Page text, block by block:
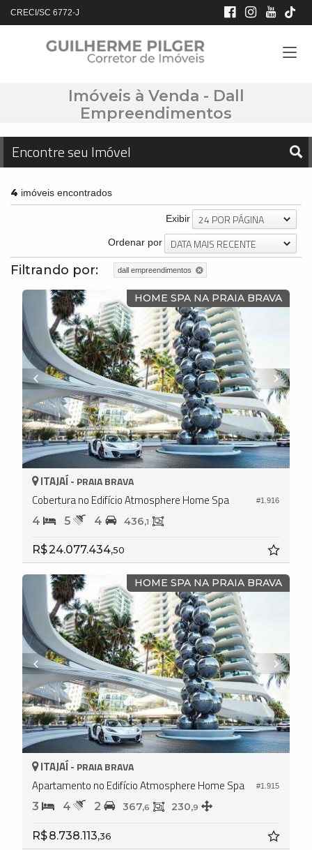
CRECI/SC 6772-J
Imóveis à Venda - Dall
Empreendimentos
Encontre seu Imóvel
4 imóveis encontrados
Exibir 24 POR PÁGINA
Ordenar por DATA MAIS RECENTE
Filtrando por: dall empreendimentos
HOME SPA NA PRAIA BRAVA
#1.916
ITAJAÍ - PRAIA BRAVA
Cobertura no Edifício Atmosphere Home Spa
4 5 4 436,1
R$ 24.077.434,50
HOME SPA NA PRAIA BRAVA
#1.915
ITAJAÍ - PRAIA BRAVA
Apartamento no Edifício Atmosphere Home Spa
3 4 2 367,6 230,9
R$ 8.738.113,36